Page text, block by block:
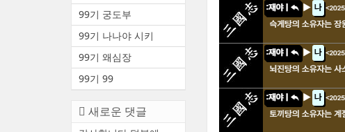
99기 궁도부
99기 나나야 시키
99기 왜심장
99기 99
새로운 댓글